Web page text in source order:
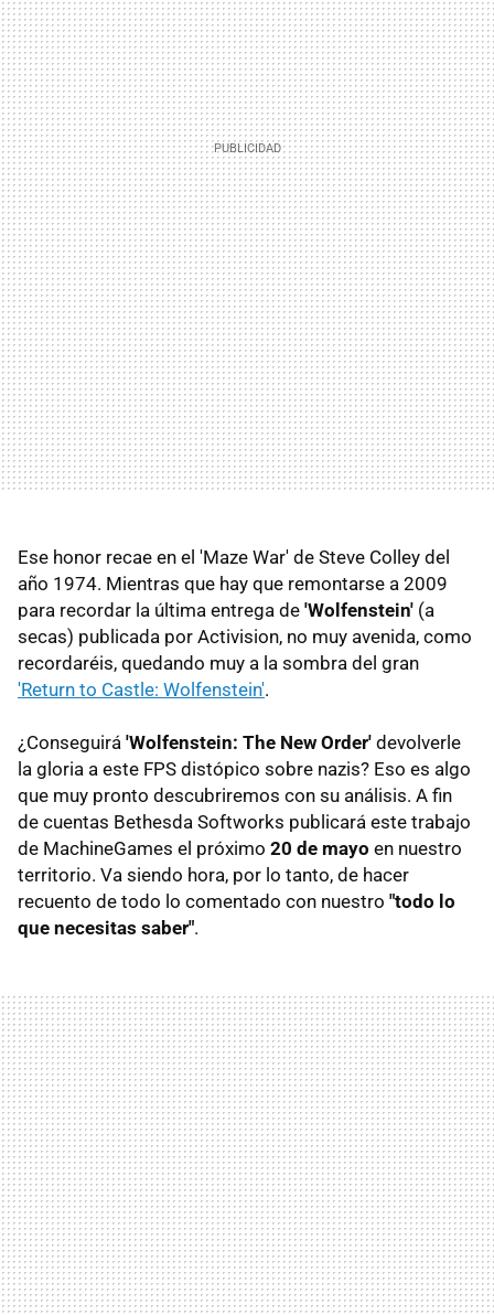
Ese honor recae en el 'Maze War' de Steve Colley del
año 1974. Mientras que hay que remontarse a 2009
para recordar la última entrega de 'Wolfenstein' (a
secas) publicada por Activision, no muy avenida, como
recordaréis, quedando muy a la sombra del gran
'Return to Castle: Wolfenstein'.
¿Conseguirá 'Wolfenstein: The New Order' devolverle
la gloria a este FPS distópico sobre nazis? Eso es algo
que muy pronto descubriremos con su análisis. A fin
de cuentas Bethesda Softworks publicará este trabajo
de MachineGames el próximo 20 de mayo en nuestro
territorio. Va siendo hora, por lo tanto, de hacer
recuento de todo lo comentado con nuestro "todo lo
que necesitas saber".